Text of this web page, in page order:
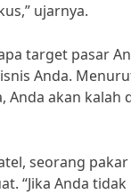
ujarnya.
target pasar
Anda.
Anda akan kalah
seorang
“Jika Anda